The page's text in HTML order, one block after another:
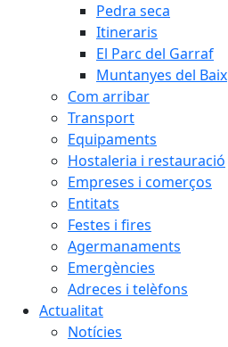
Pedra seca
Itineraris
El Parc del Garraf
Muntanyes del Baix
Com arribar
Transport
Equipaments
Hostaleria i restauració
Empreses i comerços
Entitats
Festes i fires
Agermanaments
Emergències
Adreces i telèfons
Actualitat
Notícies